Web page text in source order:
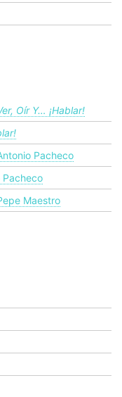
Oír Y… ¡hablar!
Pacheco
Pacheco
Maestro